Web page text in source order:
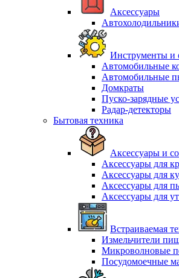
Аксессуары
Инструменты и
Автомобильные
Автомобильные
Домкраты
Пуско-зарядные
Радар-детекторы
Бытовая техника
Аксессуары и
Аксессуары для
Аксессуары для
Аксессуары для
Аксессуары для
Встраиваемая
Измельчители
Микроволновые
Посудомоечные